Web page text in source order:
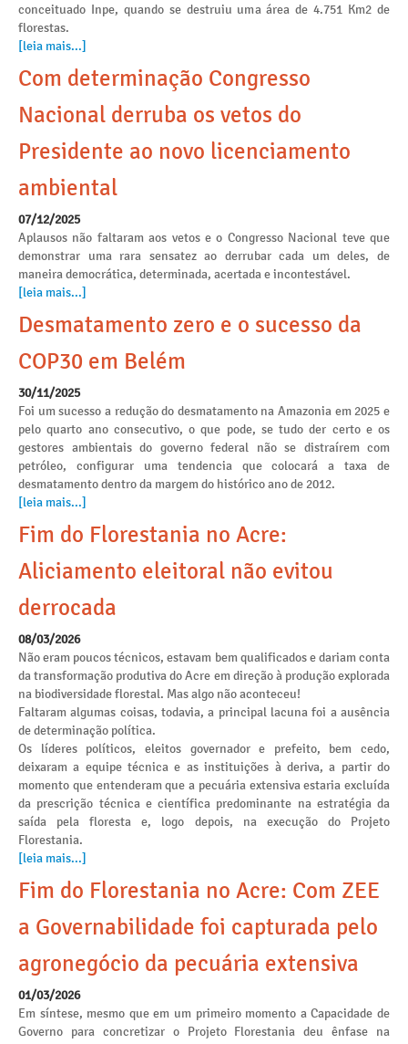
conceituado Inpe, quando se destruiu uma área de 4.751 Km2 de
florestas.
[leia mais...]
Com determinação Congresso
Nacional derruba os vetos do
Presidente ao novo licenciamento
ambiental
07/12/2025
Aplausos não faltaram aos vetos e o Congresso Nacional teve que
demonstrar uma rara sensatez ao derrubar cada um deles, de
maneira democrática, determinada, acertada e incontestável.
[leia mais...]
Desmatamento zero e o sucesso da
COP30 em Belém
30/11/2025
Foi um sucesso a redução do desmatamento na Amazonia em 2025 e
pelo quarto ano consecutivo, o que pode, se tudo der certo e os
gestores ambientais do governo federal não se distraírem com
petróleo, configurar uma tendencia que colocará a taxa de
desmatamento dentro da margem do histórico ano de 2012.
[leia mais...]
Fim do Florestania no Acre:
Aliciamento eleitoral não evitou
derrocada
08/03/2026
Não eram poucos técnicos, estavam bem qualificados e dariam conta
da transformação produtiva do Acre em direção à produção explorada
na biodiversidade florestal. Mas algo não aconteceu!
Faltaram algumas coisas, todavia, a principal lacuna foi a ausência
de determinação política.
Os líderes políticos, eleitos governador e prefeito, bem cedo,
deixaram a equipe técnica e as instituições à deriva, a partir do
momento que entenderam que a pecuária extensiva estaria excluída
da prescrição técnica e científica predominante na estratégia da
saída pela floresta e, logo depois, na execução do Projeto
Florestania.
[leia mais...]
Fim do Florestania no Acre: Com ZEE
a Governabilidade foi capturada pelo
agronegócio da pecuária extensiva
01/03/2026
Em síntese, mesmo que em um primeiro momento a Capacidade de
Governo para concretizar o Projeto Florestania deu ênfase na